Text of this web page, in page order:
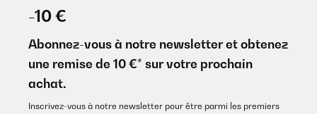
temperaturze pokojowej więc ja ogólnie jestem zadowolony
Amazon-Benutzer
Traduire
-10 €
Abonnez-vous à notre newsletter et obtenez
une remise de 10 €* sur votre prochain
achat.
Inscrivez-vous à notre newsletter pour être parmi les premiers